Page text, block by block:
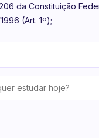
da Constituição
(Art. 1º);